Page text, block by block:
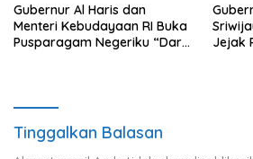
Gubernur Al Haris dan
Menteri Kebudayaan RI Buka
Pusparagam Negeriku “Dari
Jejak
Tinggalkan Balasan